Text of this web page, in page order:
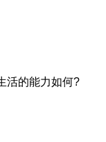
的能力如何?